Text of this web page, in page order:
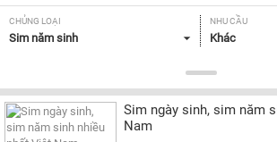
CHỦNG LOẠI
Sim năm sinh
NHU CẦU
Khác
Tất cả
Sim ngày sinh, sim năm
Nam